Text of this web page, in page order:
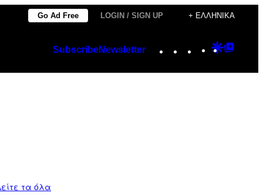
Go Ad Free LOGIN / SIGN UP + ΕΛΛΗΝΙΚΆ
SubscribeNewsletter Instagram
TikTok
YouTube
Google
τα όλα